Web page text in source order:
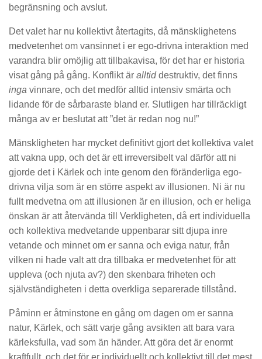
begränsning och avslut.
Det valet har nu kollektivt återtagits, då mänsklighetens
medvetenhet om vansinnet i er ego-drivna interaktion med
varandra blir omöjlig att tillbakavisa, för det har er historia
visat gång på gång. Konflikt är alltiddestruktiv, det finns
inga vinnare, och det medför alltid intensiv smärta och
lidande för de sårbaraste bland er. Slutligen har tillräckligt
många av er beslutat att ”det är redan nog nu!”
Mänskligheten har mycket definitivt gjort det kollektiva valet
att vakna upp, och det är ett irreversibelt val därför att ni
gjorde det i Kärlek och inte genom den föränderliga ego-
drivna vilja som är en större aspekt av illusionen. Ni är nu
fullt medvetna om att illusionen är en illusion, och er heliga
önskan är att återvända till Verkligheten, då ert individuella
och kollektiva medvetande uppenbarar sitt djupa inre
vetande och minnet om er sanna och eviga natur, från
vilken ni hade valt att dra tillbaka er medvetenhet för att
uppleva (och njuta av?) den skenbara friheten och
självständigheten i detta overkliga separerade tillstånd.
Påminn er åtminstone en gång om dagen om er sanna
natur, Kärlek, och sätt varje gång avsikten att bara vara
kärleksfulla, vad som än händer. Att göra det är enormt
kraftfullt, och det för er individuellt och kollektivt till det mest